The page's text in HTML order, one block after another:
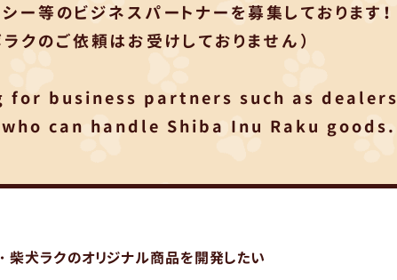
ー等のビジネスパートナーを募集しております！
ラクのご依頼はお受けしておりません）
for business partners such as dealers
can handle Shiba Inu Raku goods.
・柴犬ラクのオリジナル商品を開発したい